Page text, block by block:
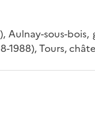
sous-bois,
1988), Tours,